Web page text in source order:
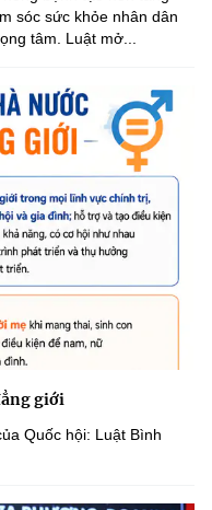
sóc sức khỏe nhân dân
tâm. Luật mở...
giới
Quốc hội: Luật Bình